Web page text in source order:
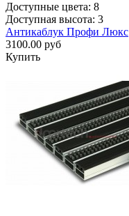
Доступные цвета: 8
Доступная высота: 3
Антикаблук Профи Люкс
3100.00 руб
Купить